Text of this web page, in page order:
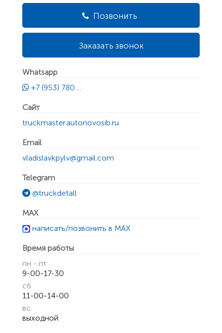
Позвонить
Заказать звонок
Whatsapp
+7 (953) 780 ...
Сайт
truckmaster.autonovosib.ru
Email
vladislavkpylv@gmail.com
Telegram
@truckdetall
MAX
написать/позвонить в MAX
Время работы
пн - пт
9-00-17-30
сб
11-00-14-00
вс
выходной